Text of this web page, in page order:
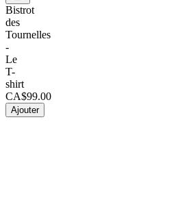
Bistrot
des
Tournelles
-
Le
T-
shirt
CA$99.00
Ajouter